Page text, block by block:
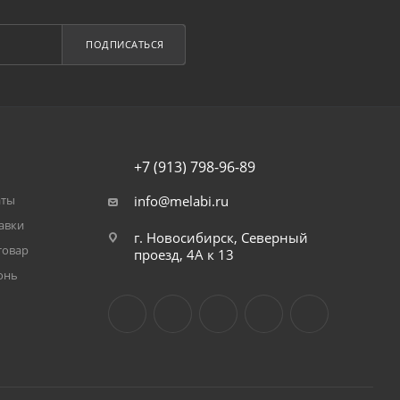
ПОДПИСАТЬСЯ
+7 (913) 798-96-89
info@melabi.ru
г. Новосибирск, Северный
проезд, 4А к 13